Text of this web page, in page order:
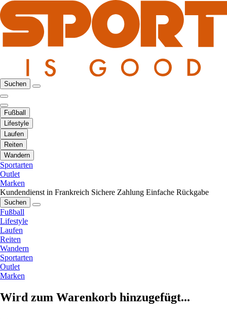
Suchen
Fußball
Lifestyle
Laufen
Reiten
Wandern
Sportarten
Outlet
Marken
Kundendienst in Frankreich Sichere Zahlung Einfache Rückgabe
Suchen
Fußball
Lifestyle
Laufen
Reiten
Wandern
Sportarten
Outlet
Marken
Wird zum Warenkorb hinzugefügt...